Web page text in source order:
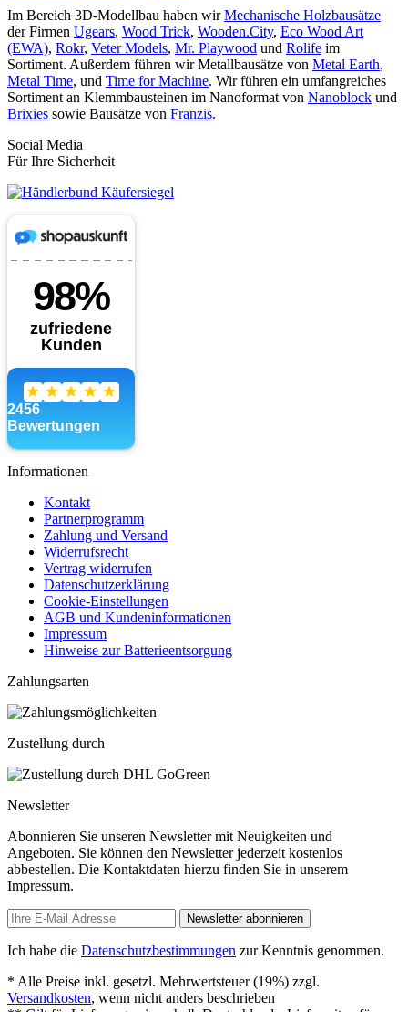
Im Bereich 3D-Modellbau haben wirMechanische Holzbausätze
der Firmen Ugears, Wood Trick, Wooden.City, Eco Wood Art
(EWA), Rokr, Veter Models, Mr. Playwood und Rolife im
Sortiment. Außerdem führen wir Metallbausätze von Metal Earth,
Metal Time, und Time for Machine. Wir führen ein umfangreiches
Sortiment an Klemmbausteinen im Nanoformat von Nanoblock und
Brixies sowie Bausätze von Franzis.
Social Media
Für Ihre Sicherheit
Informationen
Kontakt
Partnerprogramm
Zahlung und Versand
Widerrufsrecht
Vertrag widerrufen
Datenschutzerklärung
Cookie-Einstellungen
AGB und Kundeninformationen
Impressum
Hinweise zur Batterieentsorgung
Zahlungsarten
Zustellung durch
Newsletter
Abonnieren Sie unseren Newsletter mit Neuigkeiten und
Angeboten. Sie können den Newsletter jederzeit kostenlos
abbestellen. Die Kontaktdaten hierzu finden Sie in unserem
Impressum.
Newsletter abonnieren
Ich habe die Datenschutzbestimmungen zur Kenntnis genommen.
* Alle Preise inkl. gesetzl. Mehrwertsteuer (19%) zzgl.
Versandkosten, wenn nicht anders beschrieben